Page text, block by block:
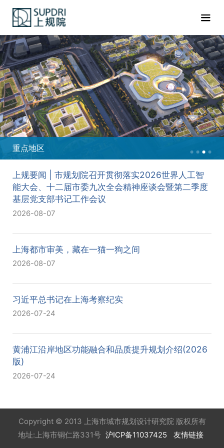
重点地区
上规要闻 | 市规划院召开贯彻落实2026世界人工智
能大会、十二届市委九次全会精神座谈会暨第二季度
基层党支部书记工作会议
2026-08-07
上海都市审美，藏在一猫一狗之间
2026-08-07
习近平总书记在上海考察纪实
2026-07-24
黄浦江沿岸地区功能融合和品质提升规划介绍(2026
版)
2026-07-24
Copyright © 2013 上海市城市规划设计研究院 版权所有
地址:上海市铜仁路331号 沪ICP备11037425 友情链接